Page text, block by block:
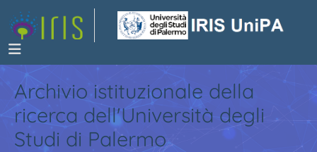
Archivio istituzionale della
ricerca dell'Università degli
Studi di Palermo